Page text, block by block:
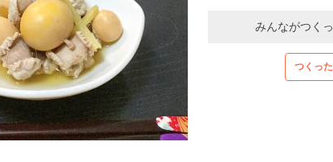
みんながつく
つくっ